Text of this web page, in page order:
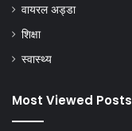
वायरल अड्डा
शिक्षा
स्वास्थ्य
Most Viewed Posts